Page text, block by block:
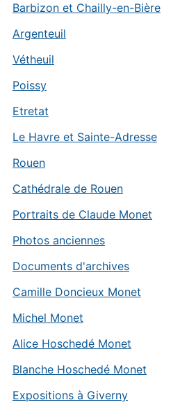
Barbizon et Chailly-en-Bière
Argenteuil
Vétheuil
Poissy
Etretat
Le Havre et Sainte-Adresse
Rouen
Cathédrale de Rouen
Portraits de Claude Monet
Photos anciennes
Documents d'archives
Camille Doncieux Monet
Michel Monet
Alice Hoschedé Monet
Blanche Hoschedé Monet
Expositions à Giverny